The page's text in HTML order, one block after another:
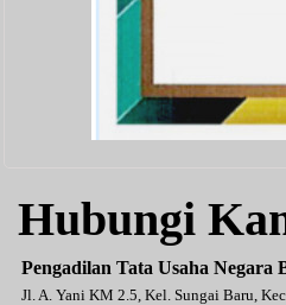
Hubungi
Pengadilan Tata Usaha Negara
Jl. A. Yani KM 2.5, Kel. Sungai Baru,